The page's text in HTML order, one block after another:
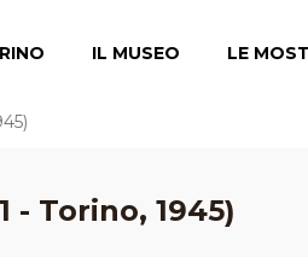
IL MUSEO LE
- Torino, 1945)